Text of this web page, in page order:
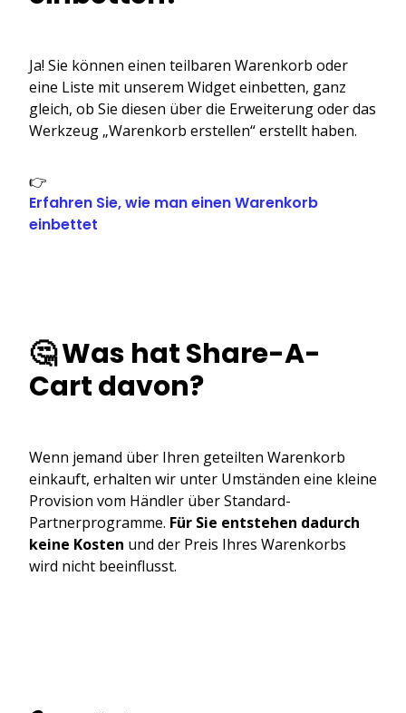
Ja! Sie können einen teilbaren Warenkorb oder
eine Liste mit unserem Widget einbetten, ganz
gleich, ob Sie diesen über die Erweiterung oder das
Werkzeug „Warenkorb erstellen“ erstellt haben.
👉
Erfahren Sie, wie man einen Warenkorb
einbettet
🤔 Was hat Share-A-
Cart davon?
Wenn jemand über Ihren geteilten Warenkorb
einkauft, erhalten wir unter Umständen eine kleine
Provision vom Händler über Standard-
Partnerprogramme. Für Sie entstehen dadurch
keine Kosten und der Preis Ihres Warenkorbs
wird nicht beeinflusst.